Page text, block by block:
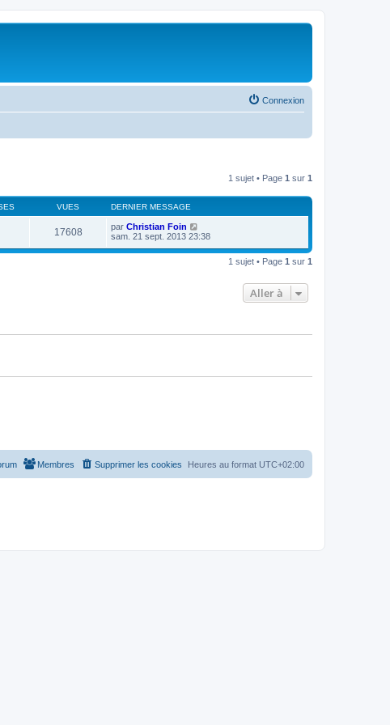
Connexion
1 sujet • Page 1 sur 1
VUES DERNIER MESSAGE
17608 par Christian Foin
sam. 21 sept. 2013 23:38
1 sujet • Page 1 sur 1
Aller à
Heures au format UTC+02:00
Supprimer les cookies
Membres